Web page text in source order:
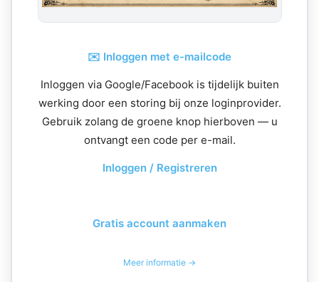
✉️ Inloggen met e-mailcode
Inloggen via Google/Facebook is tijdelijk buiten
werking door een storing bij onze loginprovider.
Gebruik zolang de groene knop hierboven — u
ontvangt een code per e-mail.
Inloggen / Registreren
Gratis account aanmaken
Meer informatie →